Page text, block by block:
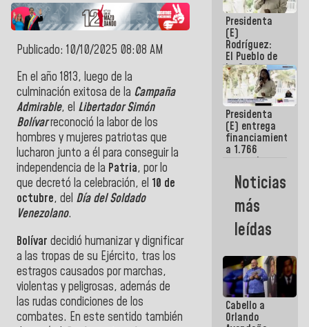
Publicado: 10/10/2025 08:08 AM
En el año 1813, luego de la
culminación exitosa de la Campaña
Admirable, el Libertador Simón
Bolívarreconoció la labor de los
hombres y mujeres patriotas que
lucharon junto a él para conseguir la
independencia de la Patria, por lo
que decretó la celebración, el 10 de
octubre, del Día del Soldado
Venezolano.
Bolívar decidió humanizar y dignificar
a las tropas de su Ejército, tras los
estragos causados por marchas,
violentas y peligrosas, además de
las rudas condiciones de los
combates. En este sentido también
Militar de
Mamo en La
Guaira
Presidenta
(E)
Rodríguez:
El Pueblo de
La Guaira
siempre
estará
acompañada
por el
Gobierno
Nacional
Presidenta
(E) entrega
financiamientos
a 1.766
comerciantes
emprendedores
afectados
por
terremotos
Noticias
más
leídas
Cabello a
Orlando